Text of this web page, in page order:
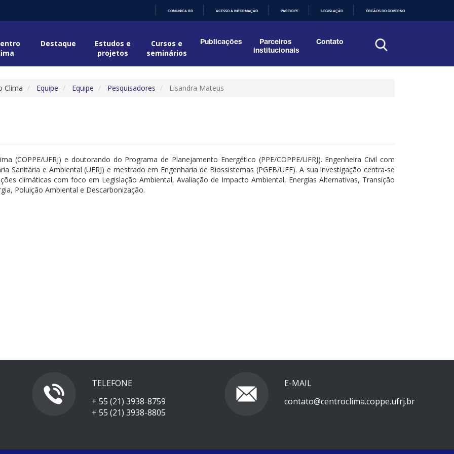
CONTEÚDO
COMUNICA BR ACESSO À INFORMAÇÃO PARTICIPE LEGISLAÇÃO ÓRGÃOS DO GOVERNO
Destaque
Estudos e
projetos
Cursos e
seminários
Publicações
Parceiros
institucionais
Contato
Clima Equipe Equipe Pesquisadores Lisandra Mateus
(COPPE/UFRJ) e doutorando do Programa de Planejamento Energético (PPE/COPPE/UFRJ). Engenheira Civil com
Sanitária e Ambiental (UERJ) e mestrado em Engenharia de Biossistemas (PGEB/UFF). A sua investigação centra-se
climáticas com foco em Legislação Ambiental, Avaliação de Impacto Ambiental, Energias Alternativas, Transição
Poluição Ambiental e Descarbonização.
TELEFONE
+ 55 (21) 3938-8759
+ 55 (21) 3938-8805
E-MAIL
contato@centroclima.coppe.ufrj.br